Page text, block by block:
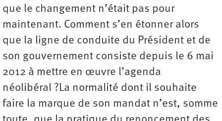
que le changement n’était pas pour
maintenant. Comment s’en étonner alors
que la ligne de conduite du Président et de
son gouvernement consiste depuis le 6 mai
2012 à mettre en œuvre l’agenda
néolibéral ?La normalité dont il souhaite
faire la marque de son mandat n’est, somme